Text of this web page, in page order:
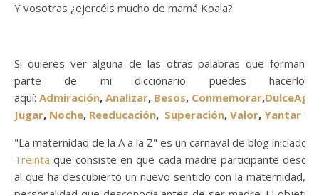
Y vosotras ¿ejercéis mucho de mamá Koala?
Si quieres ver alguna de las otras palabras que forman
parte de mi diccionario puedes hacerlo
aquí: Admiración, Analizar, Besos, Conmemorar,DulceAgri
Jugar, Noche, Reeducación, Superación, Valor, Yantar y
"La maternidad de la A a la Z" es un carnaval de blog iniciado
Treinta que consiste en que cada madre participante
al que ha descubierto un nuevo sentido con la maternidad,